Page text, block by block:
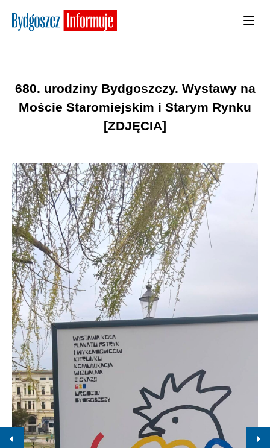
680. urodziny Bydgoszczy. Wystawy na
Moście Staromiejskim i Starym Rynku
[ZDJĘCIA]